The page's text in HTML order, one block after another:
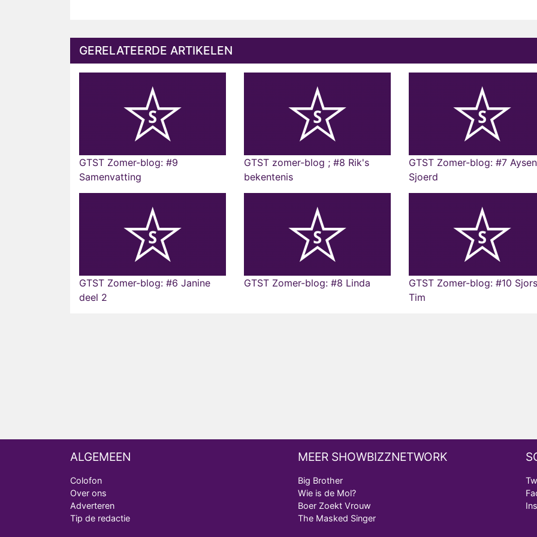
GERELATEERDE ARTIKELEN
GTST Zomer-blog: #9
Samenvatting
GTST zomer-blog ; #8 Rik's
bekentenis
GTST Zomer-blog: #7
Sjoerd
GTST Zomer-blog: #6 Janine
deel 2
GTST Zomer-blog: #8 Linda
GTST Zomer-blog: #10
Tim
ALGEMEEN
Colofon
Over ons
Adverteren
Tip de redactie
MEER SHOWBIZZNETWORK
Big Brother
Wie is de Mol?
Boer Zoekt Vrouw
The Masked Singer